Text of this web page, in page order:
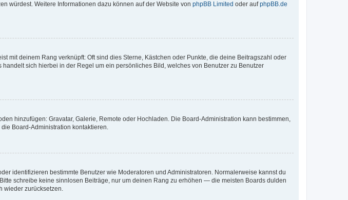
würdest. Weitere Informationen dazu können auf der Website von phpBB Limited oder aufphpBB.de
mit deinem Rang verknüpft: Oft sind dies Sterne, Kästchen oder Punkte, die deine Beitragszahl oder
sich hierbei in der Regel um ein persönliches Bild, welches von Benutzer zu Benutzer
hinzufügen: Gravatar, Galerie, Remote oder Hochladen. Die Board-Administration kann bestimmen,
Board-Administration kontaktieren.
identifizieren bestimmte Benutzer wie Moderatoren und Administratoren. Normalerweise kannst du
schreibe keine sinnlosen Beiträge, nur um deinen Rang zu erhöhen — die meisten Boards dulden
wieder zurücksetzen.